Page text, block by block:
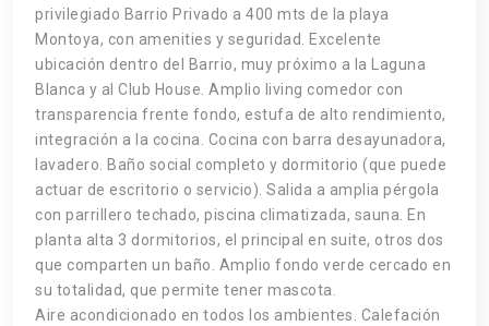
privilegiado Barrio Privado a 400 mts de la playa
Montoya, con amenities y seguridad. Excelente
ubicación dentro del Barrio, muy próximo a la Laguna
Blanca y al Club House. Amplio living comedor con
transparencia frente fondo, estufa de alto rendimiento,
integración a la cocina. Cocina con barra desayunadora,
lavadero. Baño social completo y dormitorio (que puede
actuar de escritorio o servicio). Salida a amplia pérgola
con parrillero techado, piscina climatizada, sauna. En
planta alta 3 dormitorios, el principal en suite, otros dos
que comparten un baño. Amplio fondo verde cercado en
su totalidad, que permite tener mascota.
Aire acondicionado en todos los ambientes. Calefación